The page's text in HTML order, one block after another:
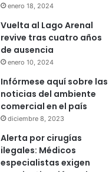
enero 18, 2024
Vuelta al Lago Arenal
revive tras cuatro años
de ausencia
enero 10, 2024
Infórmese aquí sobre las
noticias del ambiente
comercial en el país
diciembre 8, 2023
Alerta por cirugías
ilegales: Médicos
especialistas exigen